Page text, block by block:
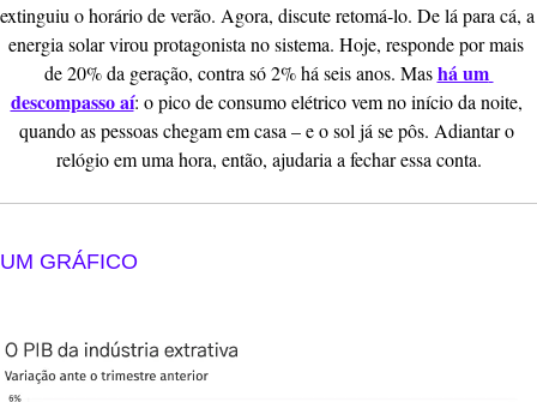
extinguiu o horário de verão. Agora, discute retomá-lo. De lá para cá, a
energia solar virou protagonista no sistema. Hoje, responde por mais
de 20% da geração, contra só 2% há seis anos. Mas há um
descompasso aí: o pico de consumo elétrico vem no início da noite,
quando as pessoas chegam em casa – e o sol já se pôs. Adiantar o
relógio em uma hora, então, ajudaria a fechar essa conta.
UM GRÁFICO